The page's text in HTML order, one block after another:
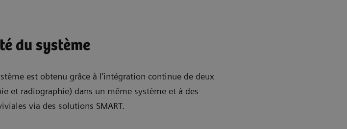
du système
est obtenu grâce à l’intégration continue de deux
et radiographie) dans un même système et à des
via des solutions SMART.